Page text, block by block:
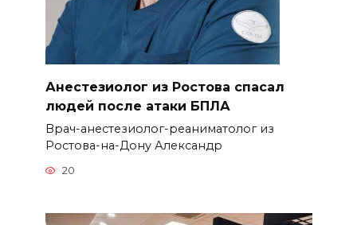
Анестезиолог из Ростова спасал
людей после атаки БПЛА
Врач-анестезиолог-реаниматолог из
Ростова-на-Дону Александр
20